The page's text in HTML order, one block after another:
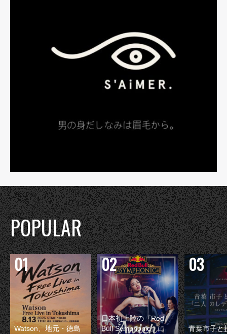
POPULAR
Watson、地元・徳島
日本初上陸の『Red
Bull Symphonic』に
青葉市子と